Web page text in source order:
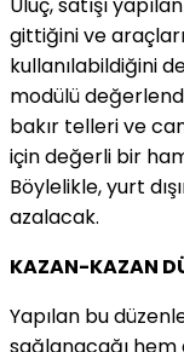
gittiğini ve
kullanılabildiğini
modülü
bakır telleri ve
için değerli bir
Böylelikle, yurt
azalacak.
KAZAN-KAZAN
Yapılan bu